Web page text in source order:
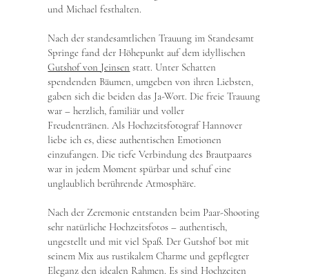
und Michael festhalten.
Nach der standesamtlichen Trauung im Standesamt
Springe fand der Höhepunkt auf dem idyllischen
Gutshof von Jeinsen statt. Unter Schatten
spendenden Bäumen, umgeben von ihren Liebsten,
gaben sich die beiden das Ja-Wort. Die freie Trauung
war – herzlich, familiär und voller
Freudentränen. Als Hochzeitsfotograf Hannover
liebe ich es, diese authentischen Emotionen
einzufangen. Die tiefe Verbindung des Brautpaares
war in jedem Moment spürbar und schuf eine
unglaublich berührende Atmosphäre.
Nach der Zeremonie entstanden beim Paar-Shooting
sehr natürliche Hochzeitsfotos – authentisch,
ungestellt und mit viel Spaß. Der Gutshof bot mit
seinem Mix aus rustikalem Charme und gepflegter
Eleganz den idealen Rahmen. Es sind Hochzeiten